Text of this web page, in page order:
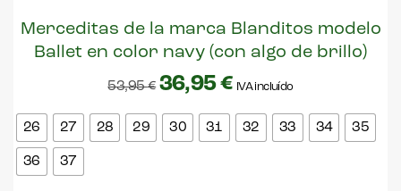
Merceditas de la marca Blanditos modelo
Ballet en color navy (con algo de brillo)
53,95€ 36,95€ IVA incluído
26 27 28 29 30 31 32 33 34 35
36 37